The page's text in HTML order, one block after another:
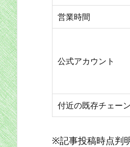
営業時間
公式アカウント
付近の既存チェー
※記事投稿時点判